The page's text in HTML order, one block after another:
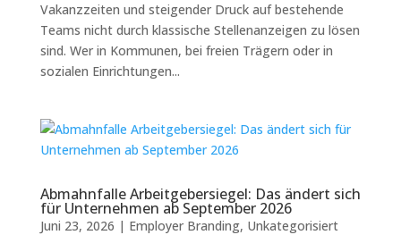
Vakanzzeiten und steigender Druck auf bestehende
Teams nicht durch klassische Stellenanzeigen zu lösen
sind. Wer in Kommunen, bei freien Trägern oder in
sozialen Einrichtungen...
Abmahnfalle Arbeitgebersiegel: Das ändert sich
für Unternehmen ab September 2026
Juni 23, 2026 | Employer Branding, Unkategorisiert